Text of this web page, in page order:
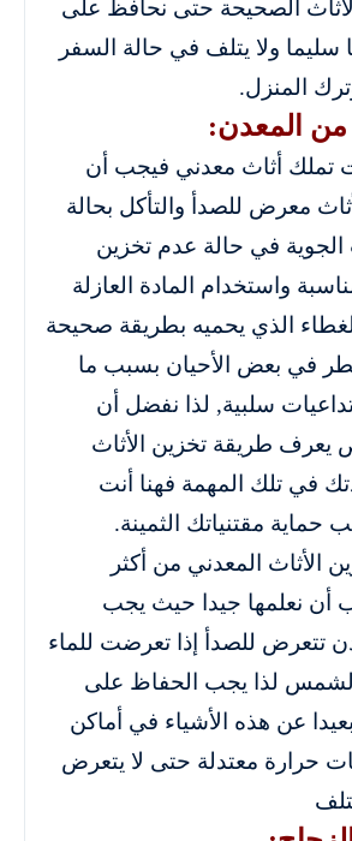
الصحيحة حتى نحافظ على
سليما ولا يتلف في حالة السفر
المنزل.
من المعدن:
تملك أثاث معدني فيجب أن
معرض للصدأ والتأكل بحالة
الجوية في حالة عدم تخزين
واستخدام المادة العازلة
الذي يحميه بطريقة صحيحة
في بعض الأحيان بسبب ما
سلبية, لذا نفضل أن
طريقة تخزين الأثاث
في تلك المهمة فهنا أنت
حماية مقتنياتك الثمينة.
الأثاث المعدني من أكثر
أن نعلمها جيدا حيث يجب
تتعرض للصدأ إذا تعرضت للماء
الشمس لذا يجب الحفاظ على
بعيدا عن هذه الأشياء في أماكن
حرارة معتدلة حتى لا يتعرض